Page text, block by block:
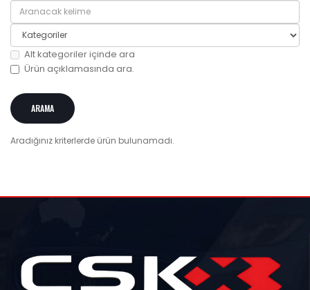
Alt kategoriler içinde ara
Ürün açıklamasında ara.
Aradığınız kriterlerde ürün bulunamadı.